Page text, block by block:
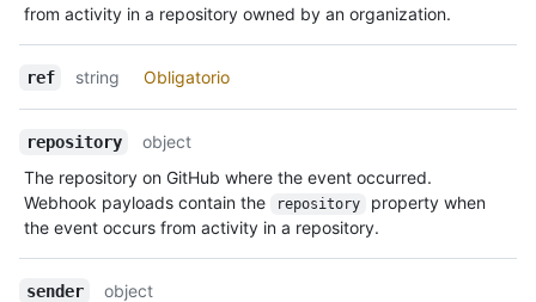
from activity in a repository owned by an organization.
ref string Obligatorio
repository
object
The repository on GitHub where the event occurred.
Webhook payloads contain the
repository
property when
the event occurs from activity in a repository.
sender
object